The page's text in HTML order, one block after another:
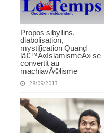
Propos sibyllins,
diabolisation,
mystification Quand
lâ€™Â«IslamismeÂ» se
convertit au
machiavÃ©lisme
28/09/2013